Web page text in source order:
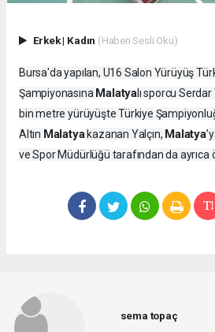
Erkek| Kadın (Haberi Sesli Oku)
Bursa'da yapılan, U16 Salon Yürüyüş
Şampiyonasına Malatyalı sporcu Serdar
bin metre yürüyüşte Türkiye
Altın Malatyakazanan Yalçın, Malatya
ve Spor Müdürlüğü tarafından da ayrıca
sema topaç